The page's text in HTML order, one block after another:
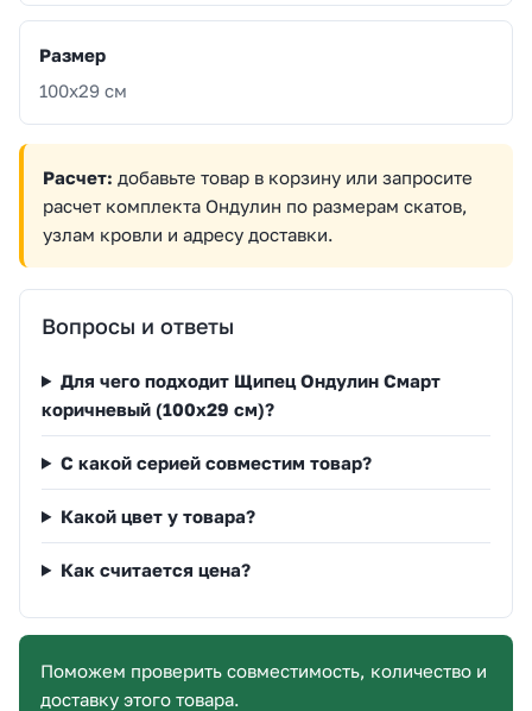
Размер
100x29 см
Расчет: добавьте товар в корзину или запросите
расчет комплекта Ондулин по размерам скатов,
узлам кровли и адресу доставки.
Вопросы и ответы
Для чего подходит Щипец Ондулин Смарт
коричневый (100х29 см)?
С какой серией совместим товар?
Какой цвет у товара?
Как считается цена?
Поможем проверить совместимость, количество и
доставку этого товара.